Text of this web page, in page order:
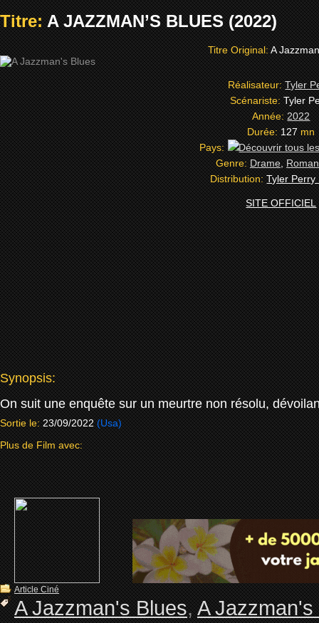
Titre:A JAZZMAN’S BLUES (2022)
Titre Original:A
Réalisateur:Tyler
Scénariste:Tyler
Année:2022
Durée:127mn
Pays:
Genre:Drame,
Distribution:Tyler Perry
SITE OFFICIEL
Synopsis:
On suit une enquête sur un meurtre non résolu,
Sortie le: 23/09/2022 (Usa)
Plus de Film avec:
Article Ciné
A Jazzman's Blues,A